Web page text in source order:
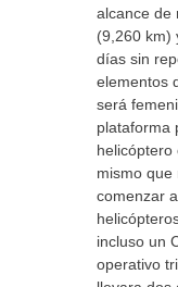
alcance de
(9,260 km)
días sin
elementos
será
plataforma
helicóptero
mismo que
comenzar
incluso un
operativo